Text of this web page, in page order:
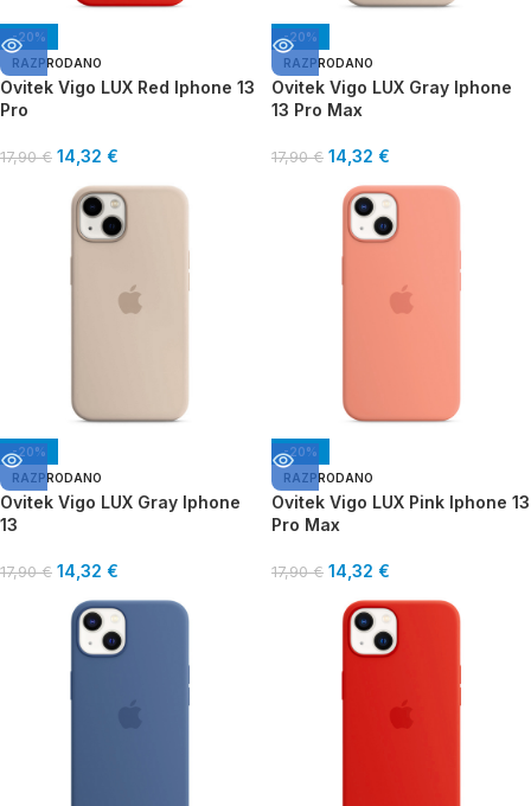
-20%
RAZPRODANO
Ovitek Vigo LUX Red Iphone 13
Pro
17,90€ 14,32 €
-20%
RAZPRODANO
Ovitek Vigo LUX Gray Iphone
13 Pro Max
17,90€ 14,32 €
-20%
RAZPRODANO
Ovitek Vigo LUX Gray Iphone
13
17,90€ 14,32 €
-20%
RAZPRODANO
Ovitek Vigo LUX Pink Iphone 13
Pro Max
17,90€ 14,32 €